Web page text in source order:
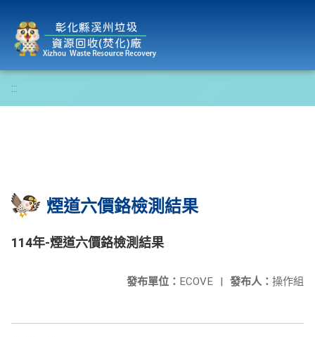
:::
煙道六價鉻檢測結果
114年-煙道六價鉻檢測結果
發布人： 操作組
發布單位： ECOVE |